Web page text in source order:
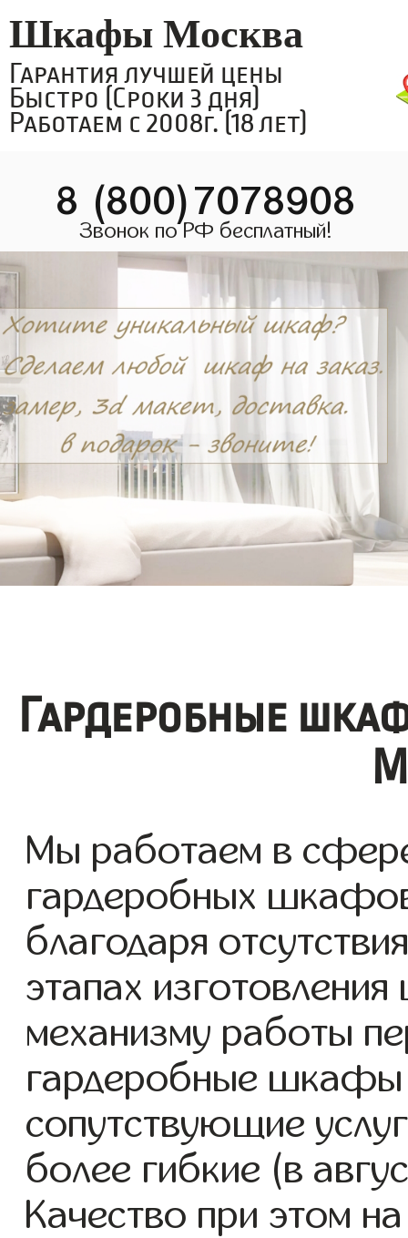
Шкафы Москва
Гарантия лучшей цены
Быстро (Сроки 3 дня)
Работаем с 2008г. (18 лет)
8 (800)7078908
Звонок по РФ бесплатный!
Гардеробные
Мы работаем в
гардеробных
благодаря
этапах
механизму работы
гардеробные шкафы
сопутствующие
более гибкие (в
Качество при этом